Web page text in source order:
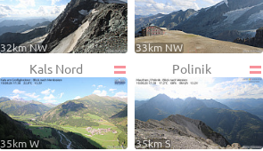
32km NW 33km NW
Kals Nord
35km W
Polinik
35km S